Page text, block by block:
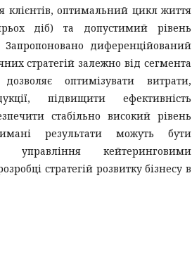
клієнтів, оптимальний цикл життя
діб) та допустимий рівень
диференційований
стратегій залежно від сегмента
оптимізувати витрати,
підвищити ефективність
стабільно високий рівень
результати можуть бути
кейтеринговими
стратегій розвитку бізнесу в